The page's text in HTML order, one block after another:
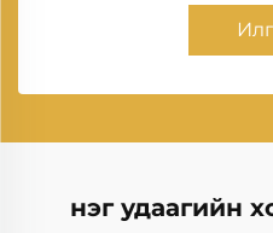
нэг удаагийн